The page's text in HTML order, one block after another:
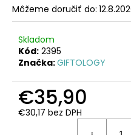
Môžeme doručiť do:
Skladom
Kód: 2395
Značka:GIFTOLOGY
€35,90
€30,17 bez DPH